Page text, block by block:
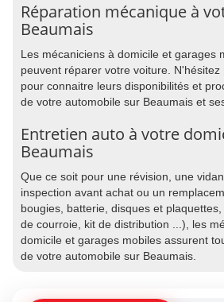
Réparation mécanique à
Beaumais
Les mécaniciens à domicile et garages
peuvent réparer votre voiture.
pour connaitre leurs disponibilités et
de votre automobile sur Beaumais et
Entretien auto à votre
Beaumais
Que ce soit pour une révision, une
inspection avant achat ou un
bougies, batterie, disques et
de courroie, kit de distribution ...), les
domicile et garages mobiles assurent
de votre automobile sur Beaumais.